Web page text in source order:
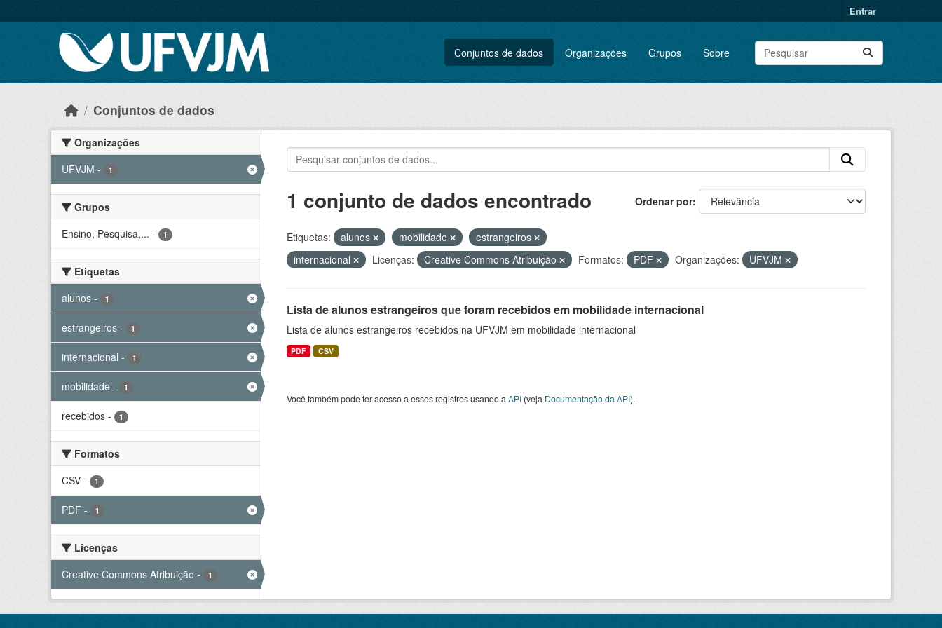
Entrar
Conjuntos de dados Organizações Grupos Sobre
Conjuntos de dados
Organizações
UFVJM - 1
Grupos
Ensino, Pesquisa,... - 1
Etiquetas
alunos - 1
estrangeiros - 1
internacional - 1
mobilidade - 1
recebidos - 1
Formatos
CSV - 1
PDF - 1
Licenças
Creative Commons Atribuição - 1
Ordenar por
1 conjunto de dados encontrado
Etiquetas: alunos mobilidade
estrangeiros
internacional
Licenças: Creative Commons Atribuição Formatos: PDF Organizações: UFVJM
Lista de alunos estrangeiros que foram recebidos em mobilidade internacional
Lista de alunos estrangeiros recebidos na UFVJM em mobilidade internacional
PDF CSV
Você também pode ter acesso a esses registros usando a API(veja Documentação da API).